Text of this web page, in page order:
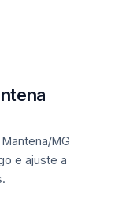
MG
e ajuste a